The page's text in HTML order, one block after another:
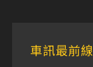
車訊最前線